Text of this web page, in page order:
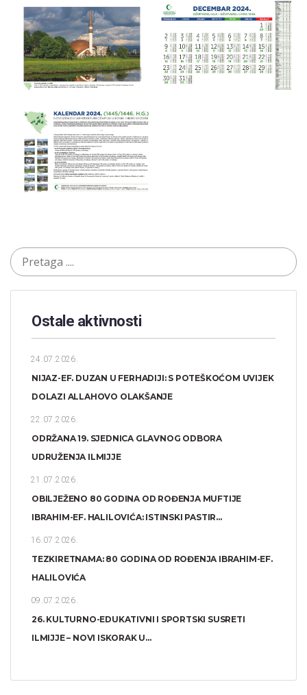
Ostale aktivnosti
24.07.2026.
NIJAZ-EF. DUZAN U FERHADIJI: S POTEŠKOĆOM UVIJEK
DOLAZI ALLAHOVO OLAKŠANJE
22.07.2026.
ODRŽANA 19. SJEDNICA GLAVNOG ODBORA
UDRUŽENJA ILMIJJE
21.07.2026.
OBILJEŽENO 80 GODINA OD ROĐENJA MUFTIJE
IBRAHIM-EF. HALILOVIĆA: ISTINSKI PASTIR...
16.07.2026.
TEZKIRETNAMA: 80 GODINA OD ROĐENJA IBRAHIM-EF.
HALILOVIĆA
09.07.2026.
26. KULTURNO-EDUKATIVNI I SPORTSKI SUSRETI
ILMIJJE – NOVI ISKORAK U...